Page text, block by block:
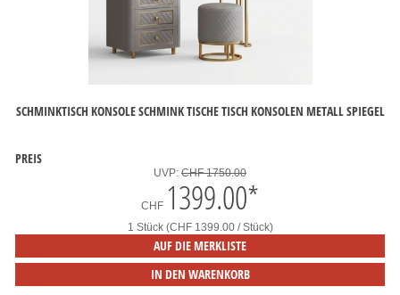
SCHMINKTISCH KONSOLE SCHMINK TISCHE TISCH KONSOLEN METALL SPIEGEL
PREIS
UVP: CHF 1750.00
CHF 1399.00*
1 Stück (CHF 1399.00 / Stück)
AUF DIE MERKLISTE
IN DEN WARENKORB